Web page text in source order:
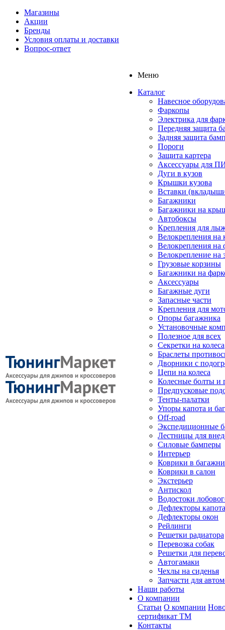
Магазины
Акции
Бренды
Условия оплаты и доставки
Вопрос-ответ
Меню
Каталог
Навесное
Фаркопы
Электрика для
Передняя защита
Задняя защита
Пороги
Защита картера
Аксессуары для
Дуги в кузов
Крышки кузова
Вставки
Багажники
Багажники на
Автобоксы
Крепления для
Велокрепления
Велокрепления на
Велокрепление на
Грузовые корзины
Багажники на
Аксессуары
Багажные дуги
Запасные части
Крепления для
Опоры багажника
Установочные
Полезное для всех
Секретки на колеса
Браслеты
Дворники с
Цепи на колеса
Колесные болты и
Предпусковые
Тенты-палатки
Упоры капота и
Off-road
Экспедиционные
Лестницы для
Силовые бамперы
Интерьер
Коврики в
Коврики в салон
Экстерьер
Антискол
Водостоки
Дефлекторы капота
Дефлекторы окон
Рейлинги
Решетки радиатора
Перевозка собак
Решетки для
Автогамаки
Чехлы на сиденья
Запчасти для
Наши работы
О компании
Статьи О компании
сертификат ТМ
Контакты